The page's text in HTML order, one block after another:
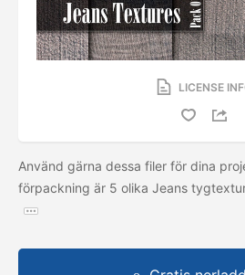
LICENSE
Använd gärna dessa filer för dina
förpackning är 5 olika Jeans